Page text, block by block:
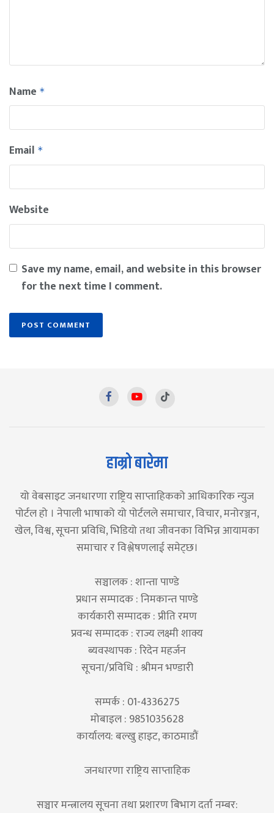
Name *
Email *
Website
Save my name, email, and website in this browser
for the next time I comment.
हाम्रो बारेमा
यो वेबसाइट जनधारणा राष्ट्रिय साप्ताहिकको आधिकारिक न्युज
पोर्टल हो । नेपाली भाषाको यो पोर्टलले समाचार, विचार, मनोरञ्जन,
खेल, विश्व, सूचना प्रविधि, भिडियो तथा जीवनका विभिन्न आयामका
समाचार र विश्लेषणलाई समेट्छ।
सञ्चालक : शान्ता पाण्डे
प्रधान सम्पादक : निमकान्त पाण्डे
कार्यकारी सम्पादक : प्रीति रमण
प्रवन्ध सम्पादक : राज्य लक्ष्मी शाक्य
ब्यवस्थापक : रिदेन महर्जन
सूचना/प्रविधि : श्रीमन भण्डारी
सम्पर्क : 01-4336275
मोबाइल : 9851035628
कार्यालय: बल्खु हाइट, काठमाडौं
जनधारणा राष्ट्रिय साप्ताहिक
सञ्चार मन्त्रालय सूचना तथा प्रशारण बिभाग दर्ता नम्बर: